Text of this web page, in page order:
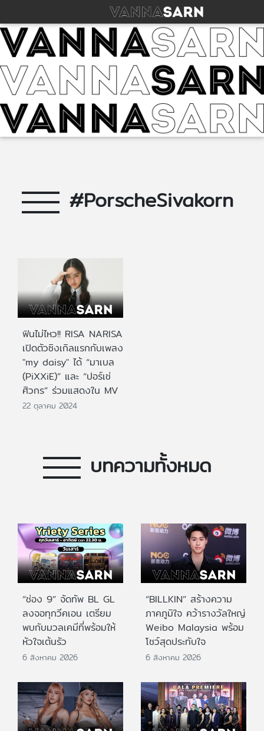
#PorscheSivakorn
ฟินไม่ไหว!! RISA NARISA
เปิดตัวซิงเกิลแรกกับเพลง
"my daisy" ได้ “มาเบล
(PiXXiE)” และ “ปอร์เช่
ศิวกร” ร่วมแสดงใน MV
22 ตุลาคม 2024
บทความทั้งหมด
“ช่อง 9” จัดทัพ BL GL
ลงจอทุกวีคเอน เตรียม
พบกับมวลเคมีที่พร้อมให้
หัวใจเต้นรัว
6 สิงหาคม 2026
“BILLKIN” สร้างความ
ภาคภูมิใจ คว้ารางวัลใหญ่
Weibo Malaysia พร้อม
โชว์สุดประทับใจ
6 สิงหาคม 2026